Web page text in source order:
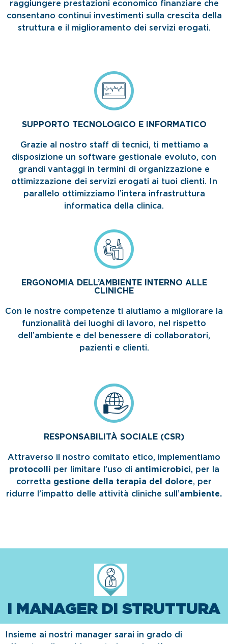
raggiungere prestazioni economico finanziare che
consentano continui investimenti sulla crescita della
struttura e il miglioramento dei servizi erogati.
SUPPORTO TECNOLOGICO E INFORMATICO
Grazie al nostro staff di tecnici, ti mettiamo a
disposizione un software gestionale evoluto, con
grandi vantaggi in termini di organizzazione e
ottimizzazione dei servizi erogati ai tuoi clienti. In
parallelo ottimizziamo l’intera infrastruttura
informatica della clinica.
ERGONOMIA DELL’AMBIENTE INTERNO ALLE
CLINICHE
Con le nostre competenze ti aiutiamo a migliorare la
funzionalità dei luoghi di lavoro, nel rispetto
dell’ambiente e del benessere di collaboratori,
pazienti e clienti.
RESPONSABILITÀ SOCIALE (CSR)
Attraverso il nostro comitato etico, implementiamo
protocolli per limitare l’uso di antimicrobici, per la
corretta gestione della terapia del dolore, per
ridurre l’impatto delle attività cliniche sull’ambiente.
I MANAGER DI STRUTTURA
Insieme ai nostri manager sarai in grado di